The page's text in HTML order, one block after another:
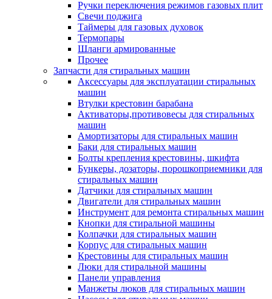
Ручки переключения режимов газовых плит
Свечи поджига
Таймеры для газовых духовок
Термопары
Шланги армированные
Прочее
Запчасти для стиральных машин
Аксессуары для эксплуатации стиральных
машин
Втулки крестовин барабана
Активаторы,противовесы для стиральных
машин
Амортизаторы для стиральных машин
Баки для стиральных машин
Болты крепления крестовины, шкифта
Бункеры, дозаторы, порошкоприемники для
стиральных машин
Датчики для стиральных машин
Двигатели для стиральных машин
Инструмент для ремонта стиральных машин
Кнопки для стиральной машины
Колпачки для стиральных машин
Корпус для стиральных машин
Крестовины для стиральных машин
Люки для стиральной машины
Панели управления
Манжеты люков для стиральных машин